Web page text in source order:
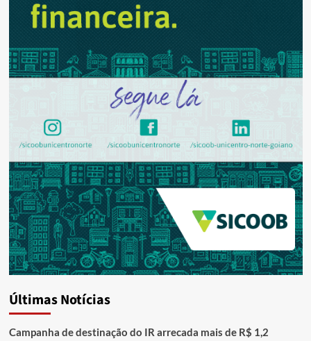
Últimas Notícias
Campanha de destinação do IR arrecada mais de R$ 1,2